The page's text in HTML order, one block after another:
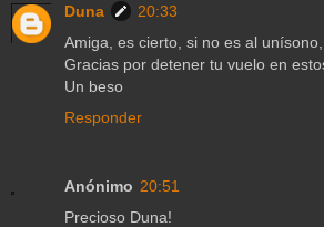
Duna
20:33
Amiga, es cierto, si no es al
Gracias por detener tu vuelo en
Un beso
Responder
Anónimo 20:51
Precioso Duna!